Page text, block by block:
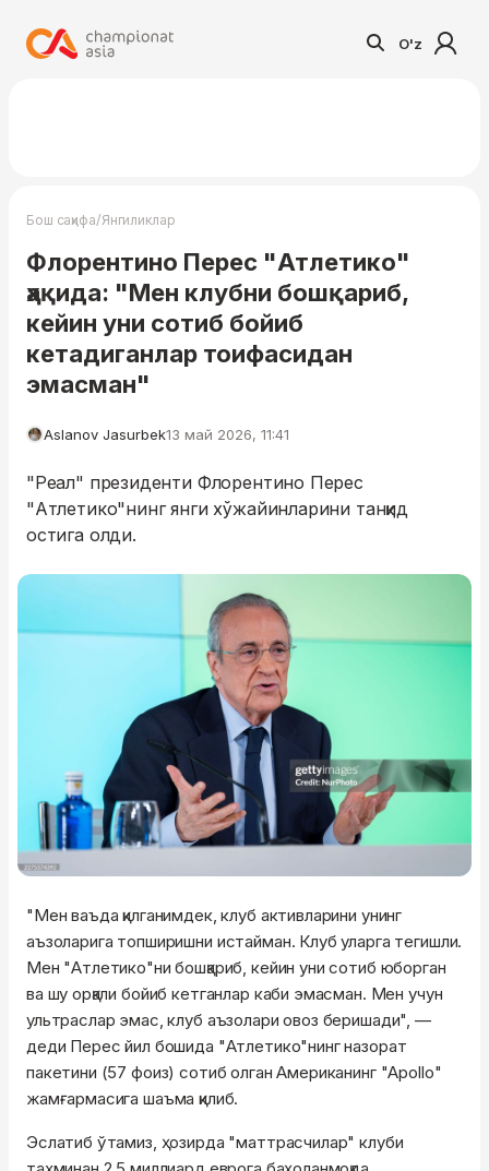
O'z
Бош саҳифа/Янгиликлар
Флорентино Перес "Атлетико"
ҳақида: "Мен клубни бошқариб,
кейин уни сотиб бойиб
кетадиганлар тоифасидан
эмасман"
Aslanov Jasurbek13 май 2026, 11:41
"Реал" президенти Флорентино Перес
"Атлетико"нинг янги хўжайинларини танқид
остига олди.
"Мен ваъда қилганимдек, клуб активларини унинг
аъзоларига топширишни истайман. Клуб уларга тегишли.
Мен "Атлетико"ни бошқариб, кейин уни сотиб юборган
ва шу орқали бойиб кетганлар каби эмасман. Мен учун
ультраслар эмас, клуб аъзолари овоз беришади", —
деди Перес йил бошида "Атлетико"нинг назорат
пакетини (57 фоиз) сотиб олган Американинг "Apollo"
жамғармасига шаъма қилиб.
Эслатиб ўтамиз, ҳозирда "маттрасчилар" клуби